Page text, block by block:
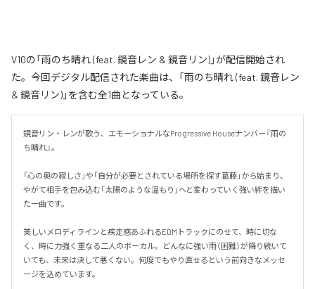
V10の「雨のち晴れ (feat. 鏡音レン & 鏡音リン)」が配信開始され
た。今回デジタル配信された楽曲は、「雨のち晴れ (feat. 鏡音レン
& 鏡音リン)」を含む全1曲となっている。
鏡音リン・レンが歌う、エモーショナルなProgressive Houseナンバー『雨の
ち晴れ』。
「心の奥の寂しさ」や「自分が必要とされている場所を探す葛藤」から始まり、
やがて相手を包み込む「太陽のような温もり」へと変わっていく強い絆を描い
た一曲です。
美しいメロディラインと疾走感あふれるEDMトラックにのせて、時に切な
く、時に力強く重なる二人のボーカル。どんなに強い雨（困難）が降り続いて
いても、未来は決して悪くない。何度でもやり直せるという前向きなメッセ
ージを込めています。